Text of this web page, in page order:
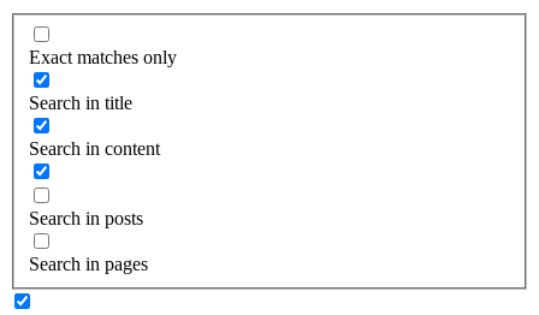
Exact matches only
Search in title
Search in content
Search in posts
Search in pages